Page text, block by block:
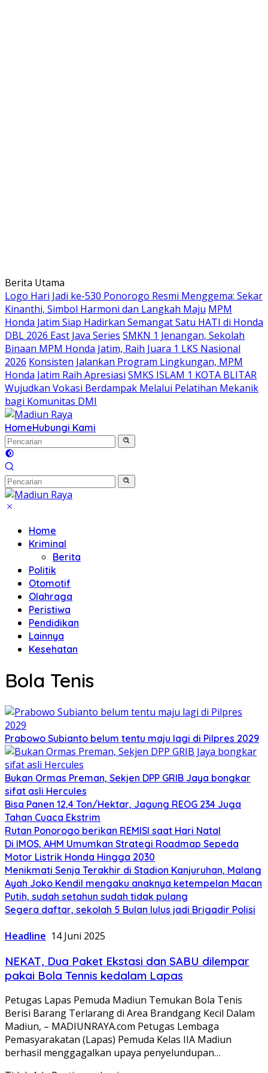
Langsung
ke
konten
Berita Utama
Logo Hari Jadi ke-530 Ponorogo Resmi Menggema: Sekar
Kinanthi, Simbol Harmoni dan Langkah Maju MPM
Honda Jatim Siap Hadirkan Semangat Satu HATI di Honda
DBL 2026 East Java Series SMKN 1 Jenangan, Sekolah
Binaan MPM Honda Jatim, Raih Juara 1 LKS Nasional
2026 Konsisten Jalankan Program Lingkungan, MPM
Honda Jatim Raih Apresiasi SMKS ISLAM 1 KOTA BLITAR
Wujudkan Vokasi Berdampak Melalui Pelatihan Mekanik
bagi Komunitas DMI
HomeHubungi Kami
Home
Kriminal
Berita
Politik
Otomotif
Olahraga
Peristiwa
Pendidikan
Lainnya
Kesehatan
Bola Tenis
Prabowo Subianto belum tentu maju lagi di Pilpres 2029
Bukan Ormas Preman, Sekjen DPP GRIB Jaya bongkar
sifat asli Hercules
Bisa Panen 12,4 Ton/Hektar, Jagung REOG 234 Juga
Tahan Cuaca Ekstrim
Rutan Ponorogo berikan REMISI saat Hari Natal
Di IMOS, AHM Umumkan Strategi Roadmap Sepeda
Motor Listrik Honda Hingga 2030
Menikmati Senja Terakhir di Stadion Kanjuruhan, Malang
Ayah Joko Kendil mengaku anaknya ketempelan Macan
Putih, sudah setahun sudah tidak pulang
Segera daftar, sekolah 5 Bulan lulus jadi Brigadir Polisi
Headline 14 Juni 2025
NEKAT, Dua Paket Ekstasi dan SABU dilempar
pakai Bola Tennis kedalam Lapas
Petugas Lapas Pemuda Madiun Temukan Bola Tenis
Berisi Barang Terlarang di Area Brandgang Kecil Dalam
Madiun, – MADIUNRAYA.com Petugas Lembaga
Pemasyarakatan (Lapas) Pemuda Kelas IIA Madiun
berhasil menggagalkan upaya penyelundupan…